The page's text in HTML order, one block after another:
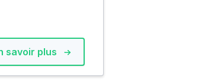
savoir plus